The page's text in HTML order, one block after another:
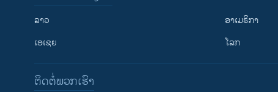
ລາວ
ເອເຊຍ
ອາເມຣິກາ
ໂລກ
ຕິດຕໍ່ພວກເຮົາ